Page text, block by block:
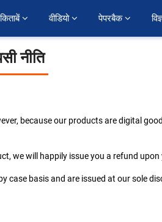
किताबें वीडियो पेपरबैक
नीति
because our products are digital
we will happily issue you a refund upon
basis and are issued at our sole